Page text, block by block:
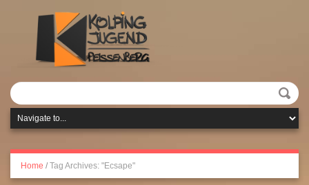
Home / Tag Archives: "Ecsape"